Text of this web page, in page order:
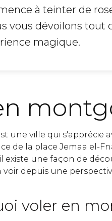
à teinter de
vous dévoilons tout
magique.
une ville qui s'apprécie
de la place Jemaa el-
existe une façon de
depuis une
voler en